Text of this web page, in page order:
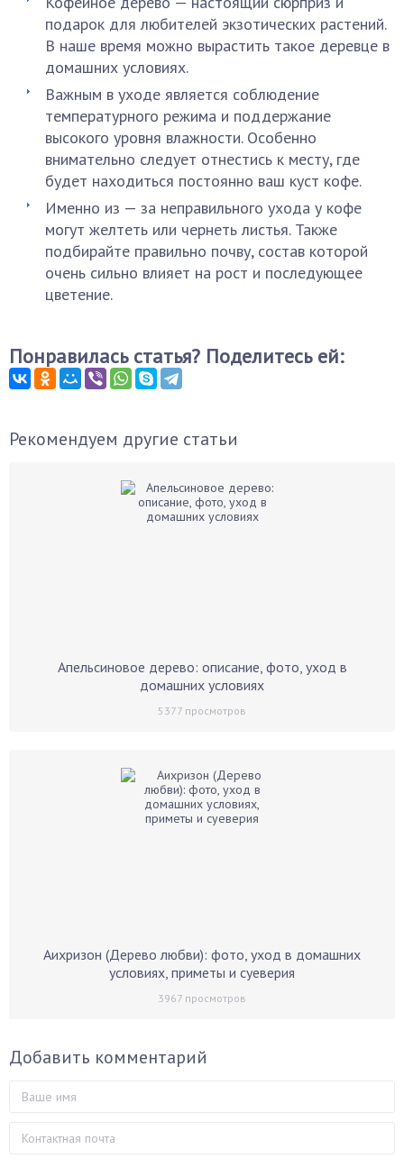
подарок для любителей экзотических растений.
В наше время можно вырастить такое деревце в
домашних условиях.
Важным в уходе является соблюдение
температурного режима и поддержание
высокого уровня влажности. Особенно
внимательно следует отнестись к месту, где
будет находиться постоянно ваш куст кофе.
Именно из — за неправильного ухода у кофе
могут желтеть или чернеть листья. Также
подбирайте правильно почву, состав которой
очень сильно влияет на рост и последующее
цветение.
Понравилась статья? Поделитесь ей:
Рекомендуем другие статьи
Апельсиновое дерево: описание, фото, уход в
домашних условиях
5377 просмотров
Аихризон (Дерево любви): фото, уход в домашних
условиях, приметы и суеверия
3967 просмотров
Добавить комментарий